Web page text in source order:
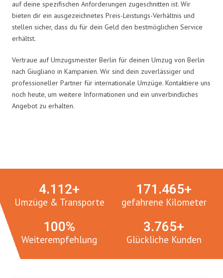
auf deine spezifischen Anforderungen zugeschnitten ist. Wir
bieten dir ein ausgezeichnetes Preis-Leistungs-Verhältnis und
stellen sicher, dass du für dein Geld den bestmöglichen Service
erhältst.
Vertraue auf Umzugsmeister Berlin für deinen Umzug von Berlin
nach Giugliano in Kampanien. Wir sind dein zuverlässiger und
professioneller Partner für internationale Umzüge. Kontaktiere uns
noch heute, um weitere Informationen und ein unverbindliches
Angebot zu erhalten.
Umzüge & Transporte
4.112+
gefahrene Kilometer
171.465+
Weiterempfehlung
100%
Glückliche Kunden
3.765+